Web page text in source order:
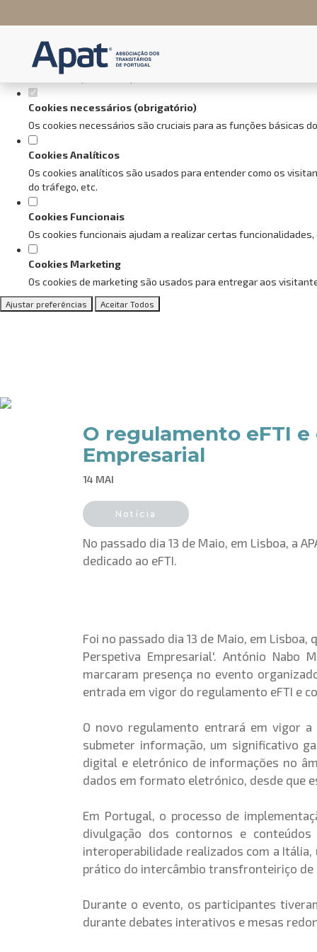
Defina as suas preferências
Este website utiliza cookies estritamente necessários, analíticos e
Consulte a nossa
Cookies necessários (obrigatório)
Os cookies necessários são cruciais para as funções básicas
Cookies Analíticos
Os cookies analíticos são usados para entender como os
do tráfego, etc.
Cookies Funcionais
Os cookies funcionais ajudam a realizar certas
Cookies Marketing
Os cookies de marketing são usados para entregar aos
Ajustar preferências Aceitar Todos
O regulamento eFTI
Empresarial
14 MAI
Notícia
No passado dia 13 de Maio, em Lisboa, a
dedicado ao eFTI.
Foi no passado dia 13 de Maio, em
Perspetiva Empresarial'. António Nabo
marcaram presença no evento
entrada em vigor do regulamento eFTI e
O novo regulamento entrará em vigor
submeter informação, um significativo
digital e eletrónico de informações no
dados em formato eletrónico, desde que
Em Portugal, o processo de
divulgação dos contornos e
interoperabilidade realizados com a
prático do intercâmbio transfronteiriço
Durante o evento, os participantes
durante debates interativos e mesas